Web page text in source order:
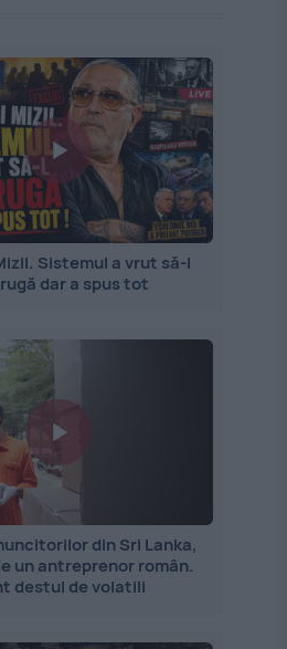
Sistemul a vrut să-l
dar a spus tot
din Sri Lanka,
un antreprenor român.
destul de volatili